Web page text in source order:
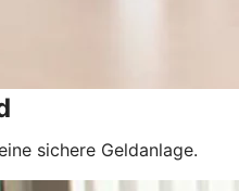
sichere Geldanlage.